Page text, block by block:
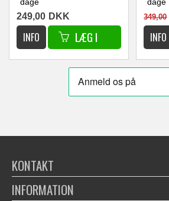
249,00 DKK 349,00
KONTAKT
INFORMATION